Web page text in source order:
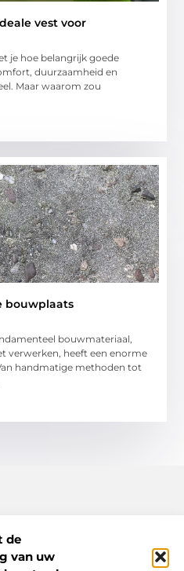
de
van uw
vest voor
je hoe belangrijk goede
duurzaamheid en
Maar waarom zou
bouwplaats
bouwmateriaal,
verwerken, heeft een enorme
handmatige methoden tot
voor elk moment.